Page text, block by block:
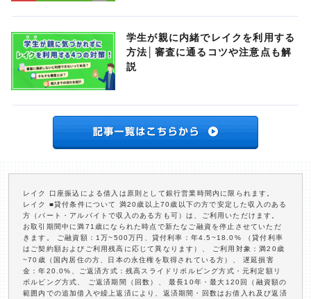
学生が親に内緒でレイクを利用する
方法│審査に通るコツや注意点も解
説
レイク 口座振込による借入は原則として銀行営業時間内に限られます。
レイク ■貸付条件について 満20歳以上70歳以下の方で安定した収入のある
方（パート・アルバイトで収入のある方も可）は、ご利用いただけます。
お取引期間中に満71歳になられた時点で新たなご融資を停止させていただ
きます。 ご融資額：1万~500万円、貸付利率：年4.5~18.0% （貸付利率
はご契約額およびご利用残高に応じて異なります）、 ご利用対象：満20歳
~70歳（国内居住の方、日本の永住権を取得されている方）、 遅延損害
金：年20.0%、ご返済方式：残高スライドリボルビング方式・元利定額リ
ボルビング方式、 ご返済期間（回数）、 最長10年・最大120回（融資額の
範囲内での追加借入や繰上返済により、返済期間・回数はお借入れ及び返済